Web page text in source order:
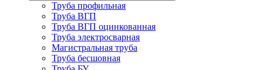
Труба профильная
Труба ВГП
Труба ВГП оцинкованная
Труба электросварная
Магистральная труба
Труба бесшовная